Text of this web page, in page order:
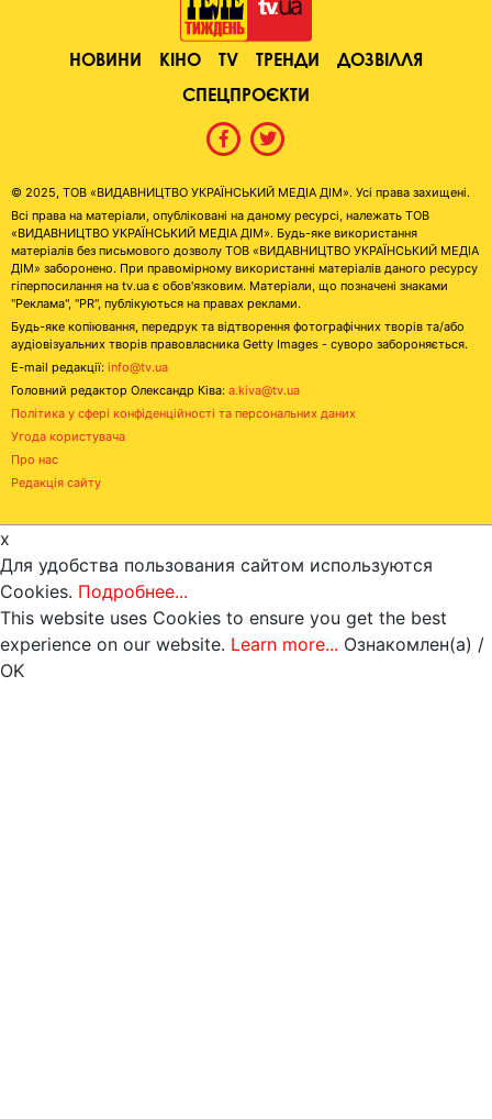
НОВИНИ КІНО TV ТРЕНДИ
ДОЗВІЛЛЯ
СПЕЦПРОЄКТИ
© 2025, ТОВ «ВИДАВНИЦТВО УКРАЇНСЬКИЙ МЕДІА ДІМ». Усі права захищені.
Всі права на матеріали, опубліковані на даному ресурсі, належать ТОВ
«ВИДАВНИЦТВО УКРАЇНСЬКИЙ МЕДІА ДІМ». Будь-яке використання
матеріалів без письмового дозволу ТОВ «ВИДАВНИЦТВО УКРАЇНСЬКИЙ МЕДІА
ДІМ» заборонено. При правомірному використанні матеріалів даного ресурсу
гіперпосилання на tv.ua є обов'язковим. Матеріали, що позначені знаками
"Реклама", "PR", публікуються на правах реклами.
Будь-яке копіювання, передрук та відтворення фотографічних творів та/або
аудіовізуальних творів правовласника Getty Images - суворо забороняється.
E-mail редакції: info@tv.ua
Головний редактор Олександр Ківа: a.kiva@tv.ua
Політика у сфері конфіденційності та персональних даних
Угода користувача
Про нас
Редакція сайту
x
Для удобства пользования сайтом используются
Cookies. Подробнее...
This website uses Cookies to ensure you get the best
experience on our website. Learn more... Ознакомлен(а) /
OK